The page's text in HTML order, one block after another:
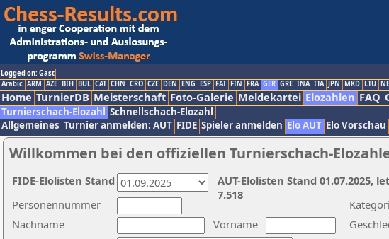
Logged on: Gast
Arabic ARM AZE BIH BUL CAT CHN CRO CZE DEN ENG ESP FAI FIN FRA GER GRE INA ITA JPN MKD LTU
Home TurnierDB Meisterschaft Foto-Galerie Meldekartei Elozahlen FAQ
Turnierschach-Elozahl Schnellschach-Elozahl
Allgemeines Turnier anmelden: AUT FIDE Spieler anmelden Elo AUT Elo Vorschau
Willkommen bei den offiziellen Turnierschach-
Nachname
Vorname
Personennummer
AUT-Elolisten Stand 01.07.2025,
7.518
FIDE-Elolisten Stand